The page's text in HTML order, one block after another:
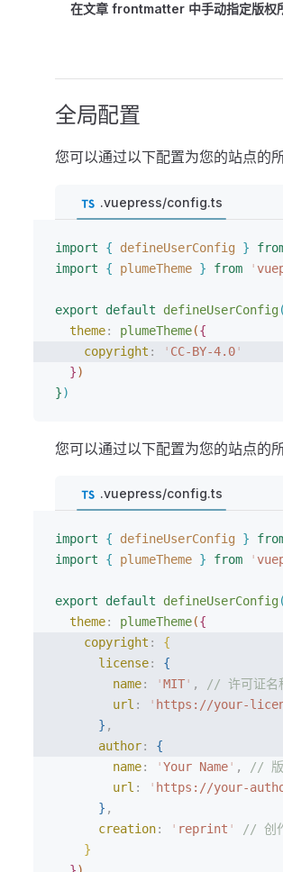
在文章 frontmatter 中手动指定版权
全局配置
您可以通过以下配置为您的站点的
.vuepress/config.ts
import { defineUserConfig }
import
{ plumeTheme } from '
export default defineUserConfig(
theme: plumeTheme({
copyright : ' CC-BY-4.0'
})
})
您可以通过以下配置为您的站点的
.vuepress/config.ts
import { defineUserConfig }
import
{ plumeTheme } from '
export default defineUserConfig(
theme: plumeTheme({
copyright : {
license: {
name: 'MIT' ,
// 许可证名
url : ' https://your-
} ,
author: {
name: 'Your Name' ,
// 版
url : ' https://your-
} ,
creation: ' reprint '
// 创
}